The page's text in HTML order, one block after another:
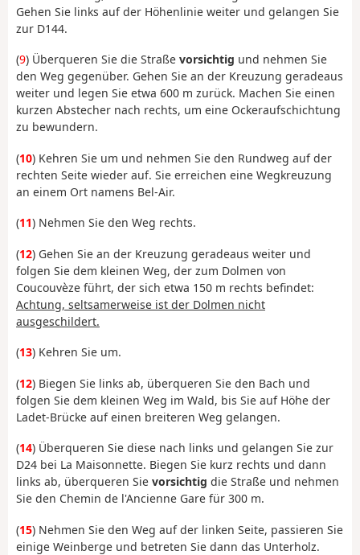
Gehen Sie links auf der Höhenlinie weiter und gelangen Sie
zur D144.
(9) Überqueren Sie die Straße vorsichtig und nehmen Sie
den Weg gegenüber. Gehen Sie an der Kreuzung geradeaus
weiter und legen Sie etwa 600 m zurück. Machen Sie einen
kurzen Abstecher nach rechts, um eine Ockeraufschichtung
zu bewundern.
(10) Kehren Sie um und nehmen Sie den Rundweg auf der
rechten Seite wieder auf. Sie erreichen eine Wegkreuzung
an einem Ort namens Bel-Air.
(11) Nehmen Sie den Weg rechts.
(12) Gehen Sie an der Kreuzung geradeaus weiter und
folgen Sie dem kleinen Weg, der zum Dolmen von
Coucouvèze führt, der sich etwa 150 m rechts befindet:
Achtung, seltsamerweise ist der Dolmen nicht
ausgeschildert.
(13) Kehren Sie um.
(12) Biegen Sie links ab, überqueren Sie den Bach und
folgen Sie dem kleinen Weg im Wald, bis Sie auf Höhe der
Ladet-Brücke auf einen breiteren Weg gelangen.
(14) Überqueren Sie diese nach links und gelangen Sie zur
D24 bei La Maisonnette. Biegen Sie kurz rechts und dann
links ab, überqueren Sie vorsichtig die Straße und nehmen
Sie den Chemin de l'Ancienne Gare für 300 m.
(15) Nehmen Sie den Weg auf der linken Seite, passieren Sie
einige Weinberge und betreten Sie dann das Unterholz.